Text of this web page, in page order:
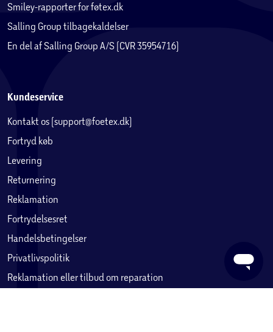
Smiley-rapporter for føtex.dk
Salling Group tilbagekaldelser
En del af Salling Group A/S (CVR 35954716)
Kundeservice
Kontakt os (support@foetex.dk)
Fortryd køb
Levering
Returnering
Reklamation
Fortrydelsesret
Handelsbetingelser
Privatlivspolitik
Reklamation eller tilbud om reparation